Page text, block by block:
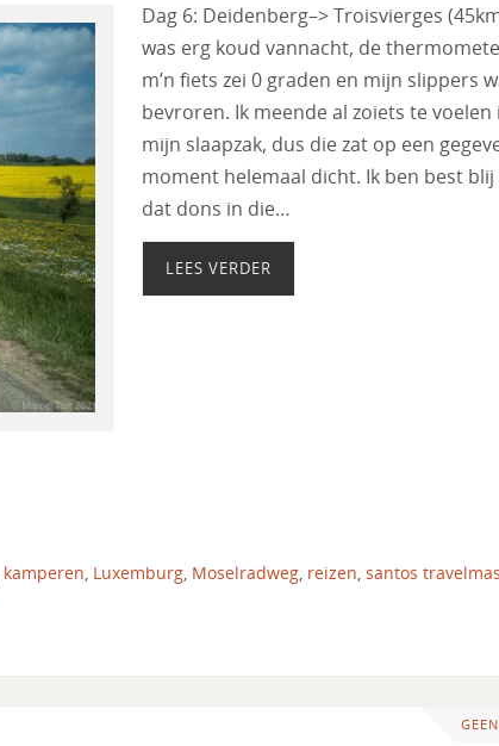
Dag 6: Deidenberg–> Troisvierges
was erg koud vannacht, de
m’n fiets zei 0 graden en mijn slippers
bevroren. Ik meende al zoiets te voelen
mijn slaapzak, dus die zat op een
moment helemaal dicht. Ik ben best
dat dons in die…
LEES VERDER
kamperen, Luxemburg, Moselradweg, reizen, santos